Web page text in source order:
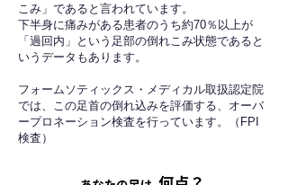
こみ」であると言われています。
下半身に痛みがある患者のうち約70％以上が
「過回内」という足部の倒れこみ状態であると
いうデータもあります。
フォームソティックス・メディカル取扱認定院
では、この足首の倒れ込みを評価する、オーバ
ープロネーション検査を行っています。（FPI
検査）​